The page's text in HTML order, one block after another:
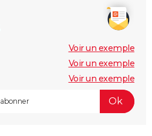
Voir un exemple
Voir un exemple
Voir un exemple